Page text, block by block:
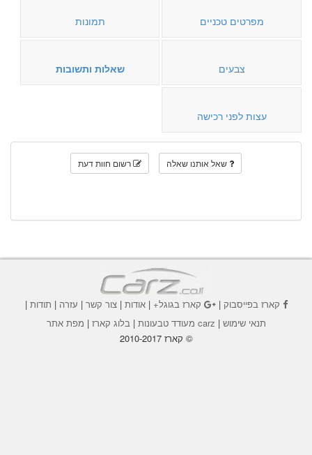
מפרטים טכניים תמונות
צבעים שאלות ותשובות
עצות לפני רכישה
שאל אותנו שאלה רשום חוות דעת
קארז בפייסבוק| קארז בגוגל+|אודות |צור קשר | עזרה | תודות |
תנאי שימוש | carz מעודד טבעונות |בלוג קארז | מפת אתר
© קארז 2010-2017